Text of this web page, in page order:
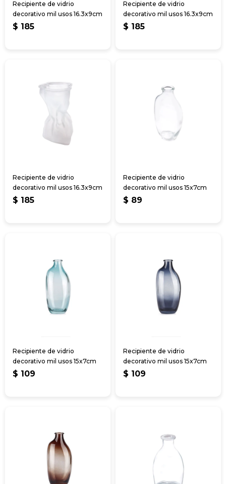
Recipiente de vidrio
decorativo mil usos 16.3x9cm
$ 185
Recipiente de vidrio
decorativo mil usos 16.3x9cm
$ 185
Recipiente de vidrio
decorativo mil usos 16.3x9cm
$ 185
Recipiente de vidrio
decorativo mil usos 15x7cm
$ 89
Recipiente de vidrio
decorativo mil usos 15x7cm
$ 109
Recipiente de vidrio
decorativo mil usos 15x7cm
$ 109